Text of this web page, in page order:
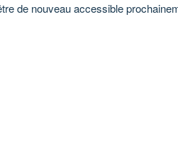
de nouveau accessible